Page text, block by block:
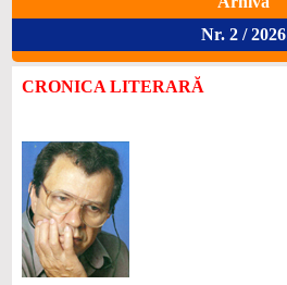
Nr. 2 / 2026
CRONICA LITERARĂ